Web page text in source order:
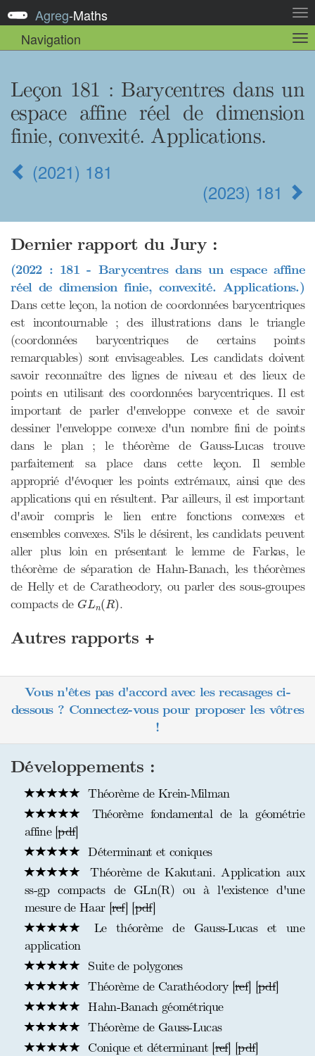
la
Agreg-Maths
Navigation
la
Leçon 181 : Barycentres dans un
espace affine réel de dimension
finie, convexité. Applications.
(2021) 181
(2023) 181
Dernier rapport du Jury :
(2022 : 181 - Barycentres dans un espace affine
réel de dimension finie, convexité. Applications.)
Dans cette leçon, la notion de coordonnées barycentriques
est incontournable ; des illustrations dans le triangle
(coordonnées barycentriques de certains points
remarquables) sont envisageables. Les candidats doivent
savoir reconnaître des lignes de niveau et des lieux de
points en utilisant des coordonnées barycentriques. Il est
important de parler d'enveloppe convexe et de savoir
dessiner l'enveloppe convexe d'un nombre fini de points
dans le plan ; le théorème de Gauss-Lucas trouve
parfaitement sa place dans cette leçon. Il semble
approprié d'évoquer les points extrémaux, ainsi que des
applications qui en résultent. Par ailleurs, il est important
d'avoir compris le lien entre fonctions convexes et
ensembles convexes. S'ils le désirent, les candidats peuvent
aller plus loin en présentant le lemme de Farkas, le
théorème de séparation de Hahn-Banach, les théorèmes
de Helly et de Caratheodory, ou parler des sous-groupes
compacts de GLn(R)
GL ( R).
Autres rapports +
Vous n'êtes pas d'accord avec les recasages ci-
dessous ? Connectez-vous pour proposer les vôtres
!
Développements :
Théorème de Krein-Milman
Théorème fondamental de la géométrie
affine [pdf]
Déterminant et coniques
Théorème de Kakutani. Application aux
ss-gp compacts de GLn(R) ou à l'existence d'une
mesure de Haar [ref] [pdf]
Le théorème de Gauss-Lucas et une
application
Suite de polygones
Théorème de Carathéodory [ref] [pdf]
Hahn-Banach géométrique
Théorème de Gauss-Lucas
Conique et déterminant [ref] [pdf]